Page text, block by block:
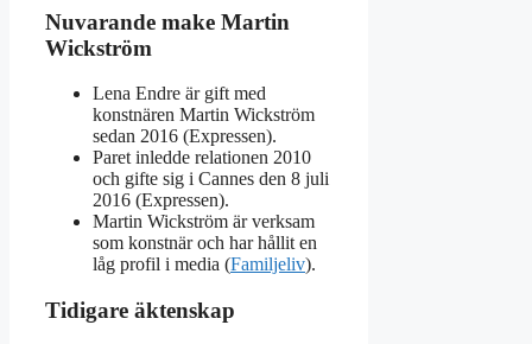
Nuvarande make Martin
Wickström
Lena Endre är gift med
konstnären Martin Wickström
sedan 2016 (Expressen).
Paret inledde relationen 2010
och gifte sig i Cannes den 8 juli
2016 (Expressen).
Martin Wickström är verksam
som konstnär och har hållit en
låg profil i media (Familjeliv).
Tidigare äktenskap